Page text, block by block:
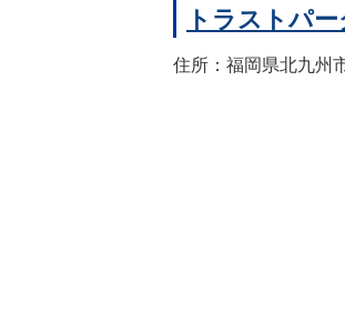
トラストパ
住所：福岡県北九州